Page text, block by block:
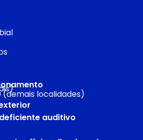
(demais localidades)
auditivo